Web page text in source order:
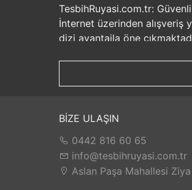
TesbihRuyasi.com.tr:
İnternet üzerinden alışveriş
dizi avantajla öne
seçenekleri ile rahatça
Hızlı Kargo Hizmeti:
İade ve Değişim İmkanı:
değilse, kolayca iade
Satış Sonrası Destek:
yaşarsanız veya yardıma
TesbihRuyasi.com.tr
BİZE ULAŞIN
0442 816 60 65
info@tesbihruyasi.com.tr
Aslan Paşa Mahallesi